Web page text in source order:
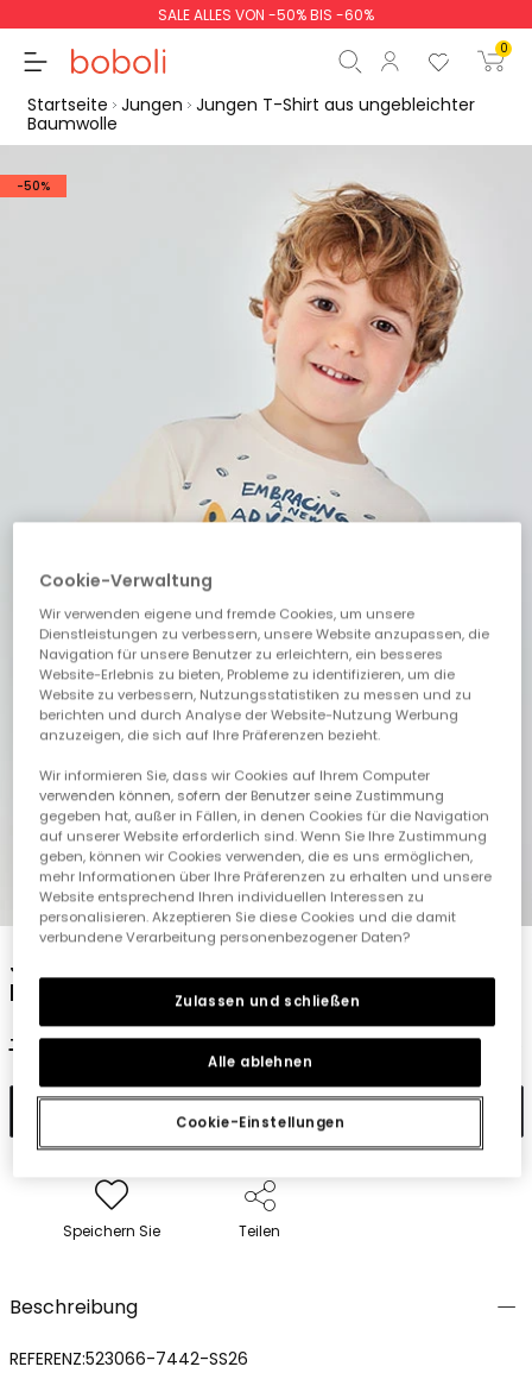
SALE ALLES VON -50% BIS -60%
0
0,00 €
Start der Bestellung
Startseite Jungen Jungen T-Shirt aus ungebleichter
Baumwolle
-50%
1 2 3 4 5
Jungen T-Shirt aus ungebleichter
Baumwolle
19,95 € 9,95 €
In den Warenkorb
Speichern Sie Teilen
Beschreibung
REFERENZ:523066-7442-SS26
Cookie-Verwaltung
Wir verwenden eigene und fremde Cookies, um unsere
Dienstleistungen zu verbessern, unsere Website anzupassen, die
Navigation für unsere Benutzer zu erleichtern, ein besseres
Website-Erlebnis zu bieten, Probleme zu identifizieren, um die
Website zu verbessern, Nutzungsstatistiken zu messen und zu
berichten und durch Analyse der Website-Nutzung Werbung
anzuzeigen, die sich auf Ihre Präferenzen bezieht.
Wir informieren Sie, dass wir Cookies auf Ihrem Computer
verwenden können, sofern der Benutzer seine Zustimmung
gegeben hat, außer in Fällen, in denen Cookies für die Navigation
auf unserer Website erforderlich sind. Wenn Sie Ihre Zustimmung
geben, können wir Cookies verwenden, die es uns ermöglichen,
mehr Informationen über Ihre Präferenzen zu erhalten und unsere
Website entsprechend Ihren individuellen Interessen zu
personalisieren. Akzeptieren Sie diese Cookies und die damit
verbundene Verarbeitung personenbezogener Daten?
Cookie-Einstellungen
Alle ablehnen
Zulassen und schließen